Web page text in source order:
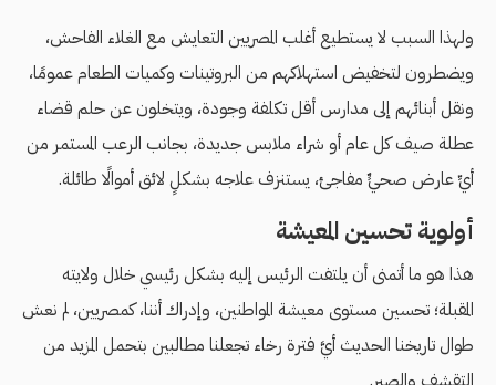
ولهذا السبب لا يستطيع أغلب المصريين التعايش مع الغلاء الفاحش،
ويضطرون لتخفيض استهلاكهم من البروتينات وكميات الطعام عمومًا،
ونقل أبنائهم إلى مدارس أقل تكلفة وجودة، ويتخلون عن حلم قضاء
عطلة صيف كل عام أو شراء ملابس جديدة، بجانب الرعب المستمر من
أيِّ عارض صحيٍّ مفاجئ، يستنزف علاجه بشكلٍ لائق أموالًا طائلة.
أولوية تحسين المعيشة
هذا هو ما أتمنى أن يلتفت الرئيس إليه بشكل رئيسي خلال ولايته
المقبلة؛ تحسين مستوى معيشة المواطنين، وإدراك أننا، كمصريين، لم نعش
طوال تاريخنا الحديث أيَّ فترة رخاء تجعلنا مطالبين بتحمل المزيد من